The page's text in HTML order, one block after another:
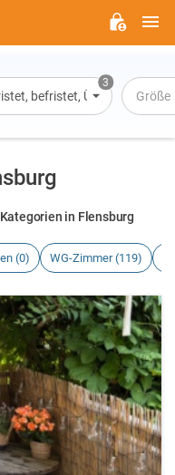
3
befristet, Übernachtung
Größe
in Flensburg
(0) WG-Zimmer (119)